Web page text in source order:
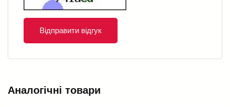
Відправити відгук
Аналогічні товари